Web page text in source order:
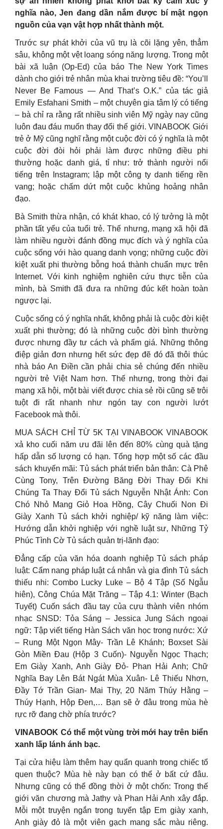
nghĩa nào, Jen đang dần nắm được bí mật ngọn
nguồn của vạn vật hợp nhất thành một.
Trước sự phát khởi của vũ trụ là cõi lặng yên, thẳm
sâu, không một vệt loang sóng năng lượng. Trong một
bài xã luận (Op-Ed) của báo The New York Times
dành cho giới trẻ nhân mùa khai trường tiêu đề: “You’ll
Never Be Famous — And That’s O.K.” của tác giả
Emily Esfahani Smith – một chuyên gia tâm lý có tiếng
– bà chỉ ra rằng rất nhiều sinh viên Mỹ ngày nay cũng
luôn đau đáu muốn thay đổi thế giới. VINABOOK Giới
trẻ ở Mỹ cũng nghĩ rằng một cuộc đời có ý nghĩa là một
cuộc đời đòi hỏi phải làm được những điều phi
thường hoặc danh giá, tỉ như: trở thành người nổi
tiếng trên Instagram; lập một công ty danh tiếng rền
vang; hoặc chấm dứt một cuộc khủng hoảng nhân
đạo.
Bà Smith thừa nhận, có khát khao, có lý tưởng là một
phần tất yếu của tuổi trẻ. Thế nhưng, mạng xã hội đã
làm nhiều người đánh đồng mục đích và ý nghĩa của
cuộc sống với hào quang danh vọng; những cuộc đời
kiệt xuất phi thường bỗng hoá thành chuẩn mực trên
Internet. Với kinh nghiệm nghiên cứu thực tiễn của
mình, bà Smith đã đưa ra những đúc kết hoàn toàn
ngược lại.
Cuộc sống có ý nghĩa nhất, không phải là cuộc đời kiệt
xuất phi thường; đó là những cuộc đời bình thường
được nhưng đầy tư cách và phẩm giá. Những thông
điệp giản đơn nhưng hết sức đẹp đẽ đó đã thôi thúc
nhà báo An Điền cần phải chia sẻ chúng đến nhiều
người trẻ Việt Nam hơn. Thế nhưng, trong thời đại
mạng xã hội, một bài viết được chia sẻ rồi cũng sẽ trôi
tuột đi rất nhanh như ngón tay con người lướt
Facebook mà thôi.
MUA SÁCH CHỈ TỪ 5K TẠI VINABOOK VINABOOK
xả kho cuối năm ưu đãi lên đến 80% cùng quà tặng
hấp dẫn số lượng có hạn. Tổng hợp một số các đầu
sách khuyến mãi: Tủ sách phát triển bản thân: Cà Phê
Cùng Tony, Trên Đường Băng Đời Thay Đổi Khi
Chúng Ta Thay Đổi Tủ sách Nguyễn Nhật Ánh: Con
Chó Nhỏ Mang Giỏ Hoa Hồng, Cây Chuối Non Đi
Giày Xanh Tủ sách khởi nghiệp/ kỹ năng làm việc:
Hướng dẫn khởi nghiệp với nghề luật sư, Những Tỷ
Phúc Tình Cờ Tủ sách quản trị-lãnh đạo:
Đẳng cấp của văn hóa doanh nghiệp Tủ sách pháp
luật: Cẩm nang pháp luật cá nhân và gia đình Tủ sách
thiếu nhi: Combo Lucky Luke – Bộ 4 Tập (Số Ngẫu
hiên), Công Chúa Mặt Trăng – Tập 4.1: Winter (Bạch
Tuyết) Cuốn sách đầu tay của cựu thành viên nhóm
nhạc SNSD: Tỏa Sáng – Jessica Jung Sách ngoại
ngữ: Tập viết tiếng Hàn Sách văn học trong nước: Xứ
– Rung Một Ngọn Mây- Trần Lê Khánh; Boxset Sài
Gòn Miền Đau (Hộp 3 Cuốn)- Nguyễn Ngọc Thạch;
Em Giày Xanh, Anh Giày Đỏ- Phan Hải Anh; Chữ
Nghĩa Bay Lên Bát Ngát Mùa Xuân- Lê Thiếu Nhơn,
Đầy Tớ Trần Gian- Mai Thy, 20 Năm Thúy Hằng –
Thúy Hạnh, Hộp Đen,… Bạn sẽ ở đâu trong mùa hè
rực rỡ đang chờ phía trước?
VINABOOK Có thể một vùng trời mới hay trên biển
xanh lấp lánh ánh bạc.
Tại cửa hiệu làm thêm hay quẩn quanh trong chiếc tổ
quen thuộc? Mùa hè này bạn có thể ở bất cứ đâu.
Nhưng cũng có thể đồng thời ở một chốn: Trong thế
giới văn chương mà Jathy và Phan Hải Anh xây đắp.
Mỗi một truyện ngắn trong tuyển tập Em giày xanh,
Anh giày đỏ là một viên gạch mang sắc màu riêng.